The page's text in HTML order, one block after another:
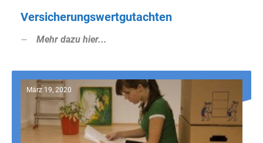
Versicherungswertgutachten
Mehr dazu hier...
März 19, 2020